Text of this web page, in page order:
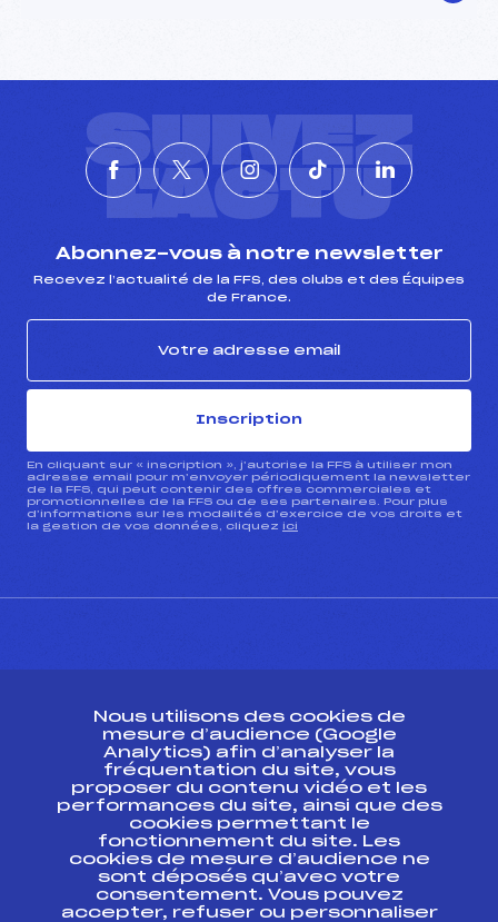
SUIVEZ
L'ACTU
Abonnez-vous à notre newsletter
Recevez l’actualité de la FFS, des clubs et des Équipes
de France.
Inscription
En cliquant sur « inscription », j’autorise la FFS à utiliser mon
adresse email pour m’envoyer périodiquement la newsletter
de la FFS, qui peut contenir des offres commerciales et
promotionnelles de la FFS ou de ses partenaires. Pour plus
d’informations sur les modalités d’exercice de vos droits et
la gestion de vos données, cliquez ici
Ressources
Pass’Neige
Projet sportif fédéral
Projet de performance fédéral
Antidopage
Pôle Développement, Formation, Suivi
Nous utilisons des cookies de
mesure d’audience (Google
Analytics) afin d’analyser la
fréquentation du site, vous
proposer du contenu vidéo et les
performances du site, ainsi que des
cookies permettant le
fonctionnement du site. Les
cookies de mesure d’audience ne
sont déposés qu’avec votre
consentement. Vous pouvez
accepter, refuser ou personnaliser